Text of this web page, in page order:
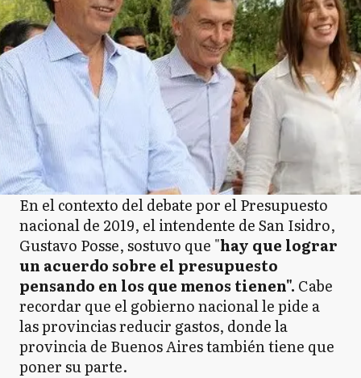
En el contexto del debate por el Presupuesto
nacional de 2019, el intendente de San Isidro,
Gustavo Posse, sostuvo que "hay que lograr
un acuerdo sobre el presupuesto
pensando en los que menos tienen". Cabe
recordar que el gobierno nacional le pide a
las provincias reducir gastos, donde la
provincia de Buenos Aires también tiene que
poner su parte.